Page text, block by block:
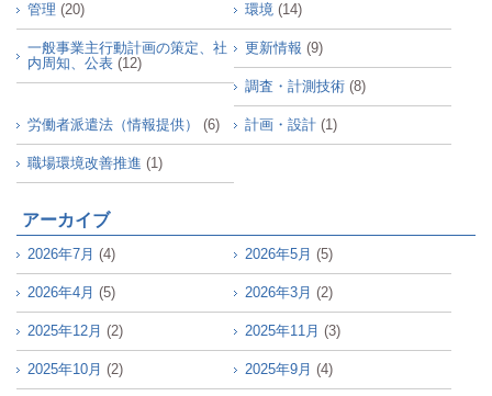
管理 (20) 環境 (14)
一般事業主行動計画の策定、社
内周知、公表 (12)
更新情報 (9)
調査・計測技術 (8)
労働者派遣法（情報提供） (6) 計画・設計 (1)
職場環境改善推進 (1)
アーカイブ
2026年7月 (4) 2026年5月 (5)
2026年4月 (5) 2026年3月 (2)
2025年12月 (2) 2025年11月 (3)
2025年10月 (2) 2025年9月 (4)